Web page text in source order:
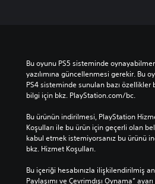
Bu oyunu PS5 sisteminde
yazılımına güncellenmesi gerekir. Bu
PS4 sisteminde sunulan bazı özellikler
bilgi için bkz. PlayStation.com/bc.
Bu ürünün indirilmesi, PlayStation
Koşulları ile bu ürün için geçerli olan
kabul etmek istemiyorsanız bu ürünü
bkz. Hizmet Koşulları.
Bu içeriği hesabınızla ilişkilendirilmiş
Paylaşımı ve Çevrimdışı Oynama”